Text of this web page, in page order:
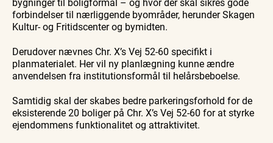
forbindelser til nærliggende byområder, herunder Skagen
Kultur- og Fritidscenter og bymidten.
Derudover nævnes Chr. X’s Vej 52-60 specifikt i
planmaterialet. Her vil ny planlægning kunne ændre
anvendelsen fra institutionsformål til helårsbeboelse.
Samtidig skal der skabes bedre parkeringsforhold for de
eksisterende 20 boliger på Chr. X’s Vej 52-60 for at styrke
ejendommens funktionalitet og attraktivitet.